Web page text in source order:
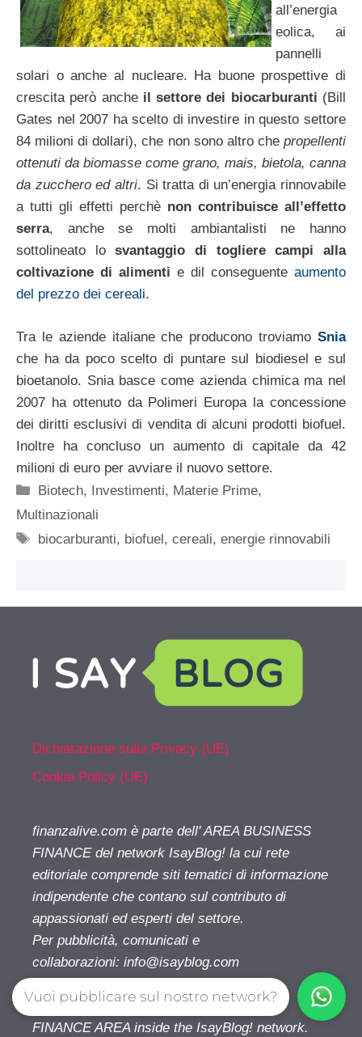
all’energia
eolica, ai
pannelli
solari o anche al nucleare. Ha buone prospettive di
crescita però ancheil settore dei biocarburanti (Bill
Gates nel 2007 ha scelto di investire in questo settore
84 milioni di dollari), che non sono altro che propellenti
ottenuti da biomasse come grano, mais, bietola, canna
da zucchero ed altri. Si tratta di un’energia rinnovabile
a tutti gli effetti perchè non contribuisce all’effetto
serra, anche se molti ambiantalisti ne hanno
sottolineato losvantaggio di togliere campi alla
coltivazione di alimenti e dil conseguente aumento
del prezzo dei cereali.
Tra le aziende italiane che producono troviamo Snia
che ha da poco scelto di puntare sul biodiesel e sul
bioetanolo. Snia basce come azienda chimica ma nel
2007 ha ottenuto da Polimeri Europa la concessione
dei diritti esclusivi di vendita di alcuni prodotti biofuel.
Inoltre ha concluso un aumento di capitale da 42
milioni di euro per avviare il nuovo settore.
Categorie
Biotech, Investimenti, Materie Prime,
Multinazionali
Tag
biocarburanti, biofuel,cereali,energie rinnovabili
Dichiarazione sulla Privacy (UE)
Cookie Policy (UE)
finanzalive.com è parte dell' AREA BUSINESS
FINANCE del network IsayBlog! la cui rete
editoriale comprende siti tematici di informazione
indipendente che contano sul contributo di
appassionati ed esperti del settore.
Per pubblicità, comunicati e
collaborazioni: info@isayblog.com
finanzalive.com is part of the BUSINESS
FINANCE AREA inside the IsayBlog! network.
Vuoi pubblicare sul nostro network?